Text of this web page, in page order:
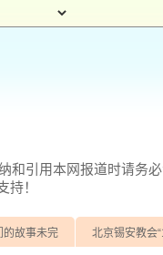
和引用本网报道时请务
持！
的故事未完 北京锡安教会